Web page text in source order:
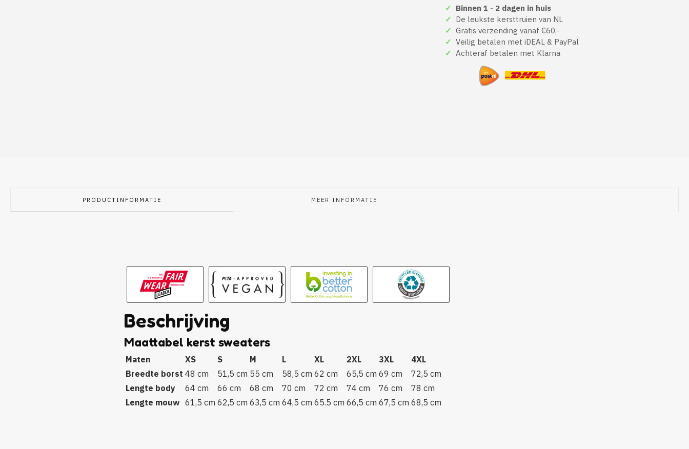
✓ Binnen 1 - 2 dagen in huis
✓ De leukste kersttruien van NL
✓ Gratis verzending vanaf €60,-
✓ Veilig betalen met iDEAL & PayPal
✓ Achteraf betalen met Klarna
PRODUCTINFORMATIE MEER INFORMATIE
Beschrijving
Maattabel kerst sweaters
Maten XS S M L XL 2XL 3XL
4XL
Breedte borst 48 cm 51,5 cm 55 cm 58,5 cm 62 cm 65,5 cm 69 cm
72,5 cm
Lengte body
64 cm 66 cm 68 cm 70 cm 72 cm 74 cm 76 cm
78 cm
Lengte mouw 61,5 cm 62,5 cm 63,5 cm 64,5 cm 65.5 cm 66,5 cm 67,5 cm 68,5 cm